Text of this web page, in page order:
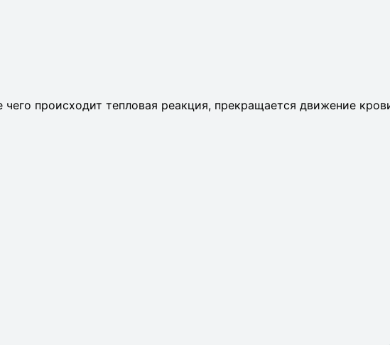
чего происходит тепловая реакция, прекращается движение